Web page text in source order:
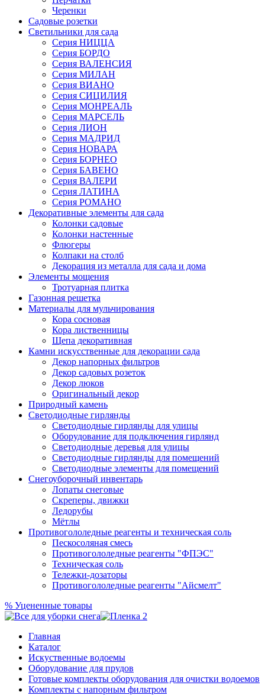
Черенки
Садовые розетки
Светильники для сада
Серия НИЦЦА
Серия БОРДО
Серия ВАЛЕНСИЯ
Серия МИЛАН
Серия ВИАНО
Серия СИЦИЛИЯ
Серия МОНРЕАЛЬ
Серия МАРСЕЛЬ
Серия ЛИОН
Серия МАДРИД
Серия НОВАРА
Серия БОРНЕО
Серия БАВЕНО
Серия ВАЛЕРИ
Серия ЛАТИНА
Серия РОМАНО
Декоративные элементы для сада
Колонки садовые
Колонки настенные
Флюгеры
Колпаки на столб
Декорация из металла для сада и дома
Элементы мощения
Тротуарная плитка
Газонная решетка
Материалы для мульчирования
Кора сосновая
Кора лиственницы
Щепа декоративная
Камни искусственные для декорации сада
Декор напорных фильтров
Декор садовых розеток
Декор люков
Оригинальный декор
Природный камень
Светодиодные гирлянды
Светодиодные гирлянды для улицы
Оборудование для подключения гирлянд
Светодиодные деревья для улицы
Светодиодные гирлянды для помещений
Светодиодные элементы для помещений
Снегоуборочный инвентарь
Лопаты снеговые
Скреперы, движки
Ледорубы
Мётлы
Противогололедные реагенты и техническая соль
Пескосоляная смесь
Противогололедные реагенты "ФПЭС"
Техническая соль
Тележки-дозаторы
Противогололедные реагенты "Айсмелт"
% Уцененные товары
Главная
Каталог
Искуственные водоемы
Оборудование для прудов
Готовые комплекты оборудования для очистки водоемов
Комплекты с напорным фильтром